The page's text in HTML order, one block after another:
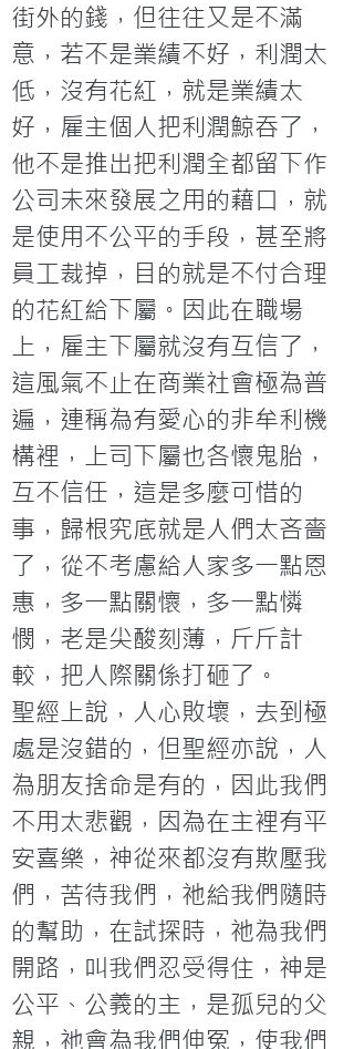
街外的錢，但往往又是不滿
意，若不是業績不好，利潤太
低，沒有花紅，就是業績太
好，雇主個人把利潤鯨吞了，
他不是推出把利潤全都留下作
公司未來發展之用的藉口，就
是使用不公平的手段，甚至將
員工裁掉，目的就是不付合理
的花紅給下屬。因此在職場
上，雇主下屬就沒有互信了，
這風氣不止在商業社會極為普
遍，連稱為有愛心的非牟利機
構裡，上司下屬也各懷鬼胎，
互不信任，這是多麼可惜的
事，歸根究底就是人們太吝嗇
了，從不考慮給人家多一點恩
惠，多一點關懷，多一點憐
憫，老是尖酸刻薄，斤斤計
較，把人際關係打砸了。
聖經上說，人心敗壞，去到極
處是沒錯的，但聖經亦說，人
為朋友捨命是有的，因此我們
不用太悲觀，因為在主裡有平
安喜樂，神從來都沒有欺壓我
們，苦待我們，祂給我們隨時
的幫助，在試探時，祂為我們
開路，叫我們忍受得住，神是
公平、公義的主，是孤兒的父
親，祂會為我們伸冤，使我們